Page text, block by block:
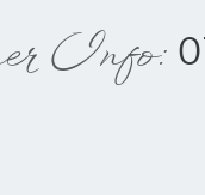
Info: